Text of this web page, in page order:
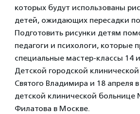
которых будут использованы
детей, ожидающих пересадки
Подготовить рисунки детям
педагоги и психологи, которые
специальные мастер-классы 14
Детской городской
Святого Владимира и 18 апреля
детской клинической
Филатова в Москве.